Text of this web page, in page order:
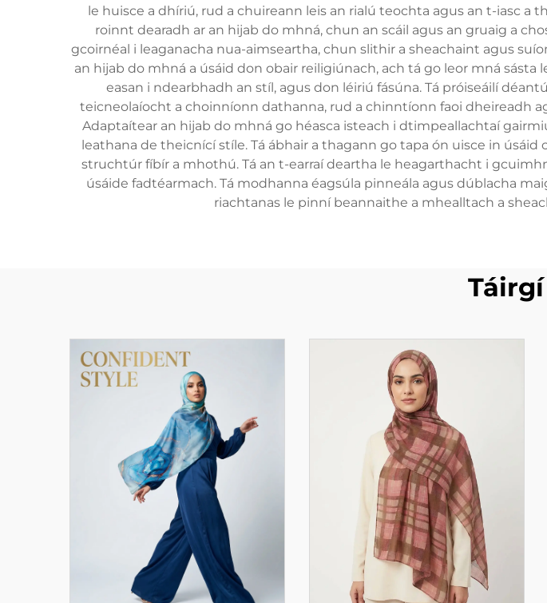
le huisce a dhíriú, rud a chuireann leis an rialú teochta agus an t-iasc a
roinnt dearadh ar an hijab do mhná, chun an scáil agus an gruaig a
gcoirnéal i leaganacha nua-aimseartha, chun slithir a sheachaint agus
an hijab do mhná a úsáid don obair reiligiúnach, ach tá go leor mná
easan i ndearbhadh an stíl, agus don léiriú fásúna. Tá próiseáilí
teicneolaíocht a choinníonn dathanna, rud a chinntíonn faoi dheireadh
Adaptaítear an hijab do mhná go héasca isteach i dtimpeallachtaí
leathana de theicnící stíle. Tá ábhair a thagann go tapa ón uisce in
struchtúr fíbír a mhothú. Tá an t-earraí deartha le heagarthacht i
úsáide fadtéarmach. Tá modhanna éagsúla pinneála agus dúblacha
riachtanas le pinní beannaithe a mhealltach a